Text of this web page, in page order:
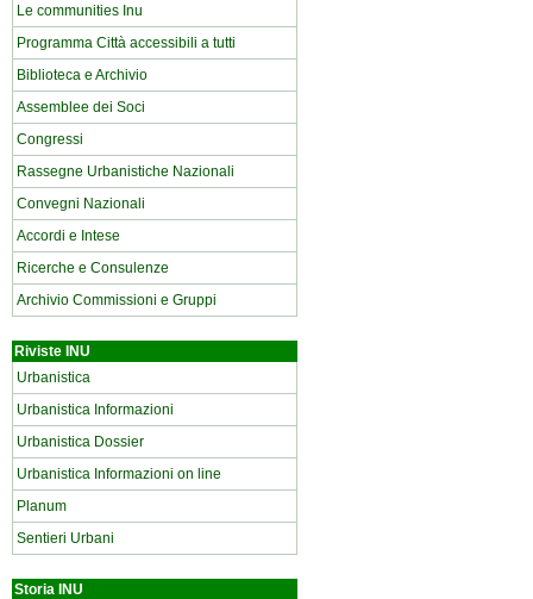
Le communities Inu
Programma Città accessibili a tutti
Biblioteca e Archivio
Assemblee dei Soci
Congressi
Rassegne Urbanistiche Nazionali
Convegni Nazionali
Accordi e Intese
Ricerche e Consulenze
Archivio Commissioni e Gruppi
Riviste INU
Urbanistica
Urbanistica Informazioni
Urbanistica Dossier
Urbanistica Informazioni on line
Planum
Sentieri Urbani
Storia INU